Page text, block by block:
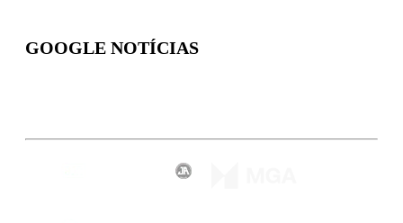
GOOGLE NOTÍCIAS